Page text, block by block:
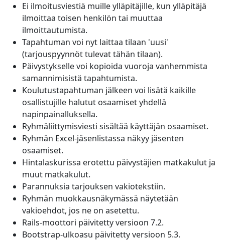
Ei ilmoitusviestiä muille ylläpitäjille, kun ylläpitäjä
ilmoittaa toisen henkilön tai muuttaa
ilmoittautumista.
Tapahtuman voi nyt laittaa tilaan 'uusi'
(tarjouspyynnöt tulevat tähän tilaan).
Päivystykselle voi kopioida vuoroja vanhemmista
samannimisistä tapahtumista.
Koulutustapahtuman jälkeen voi lisätä kaikille
osallistujille halutut osaamiset yhdellä
napinpainalluksella.
Ryhmäliittymisviesti sisältää käyttäjän osaamiset.
Ryhmän Excel-jäsenlistassa näkyy jäsenten
osaamiset.
Hintalaskurissa erotettu päivystäjien matkakulut ja
muut matkakulut.
Parannuksia tarjouksen vakiotekstiin.
Ryhmän muokkausnäkymässä näytetään
vakioehdot, jos ne on asetettu.
Rails-moottori päivitetty versioon 7.2.
Bootstrap-ulkoasu päivitetty versioon 5.3.